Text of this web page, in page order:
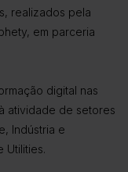
realizados pela
em parceria
digital nas
atividade de setores
Indústria e
Utilities.